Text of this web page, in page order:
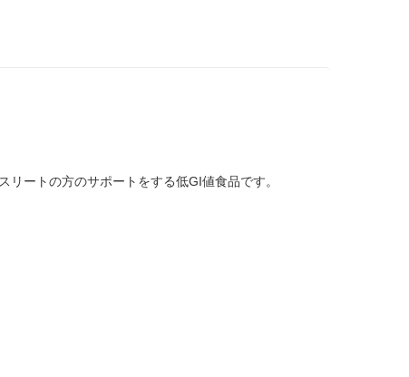
ートの方のサポートをする低GI値食品です。